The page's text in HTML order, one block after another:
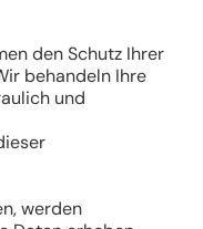
den Schutz Ihrer
behandeln Ihre
und
werden